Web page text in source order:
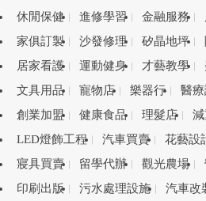
休閒保健
進修學習 金融服務
家俱訂製
沙發修理 矽晶地坪
居家看護
運動健身 才藝教學
文具用品
寵物店 樂器行 醫
創業加盟
健康食品 理髮店
LED燈飾工程
汽車買賣 花藝設
寢具買賣
留學代辦 觀光農場
印刷出版
污水處理設施 汽車改